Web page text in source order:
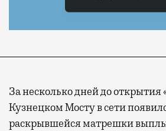
За несколько дней до открытия
Кузнецком Мосту в сети
раскрывшейся матрешки